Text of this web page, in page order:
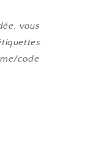
vous
code